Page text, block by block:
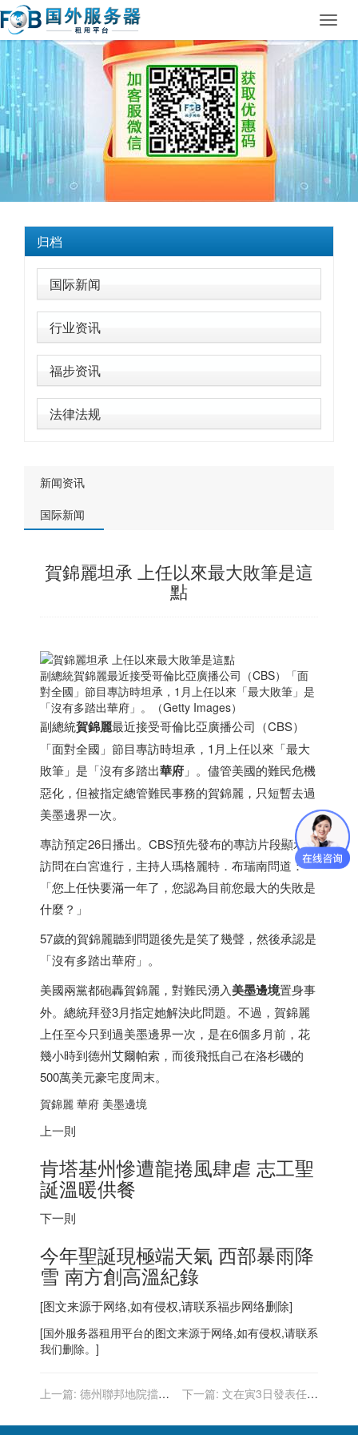
归档
国际新闻
行业资讯
福步资讯
法律法规
新闻资讯
国际新闻
賀錦麗坦承 上任以來最大敗筆是這
點
副總統賀錦麗最近接受哥倫比亞廣播公司（CBS）「面
對全國」節目專訪時坦承，1月上任以來「最大敗筆」是
「沒有多踏出華府」。（Getty Images）
副總統賀錦麗最近接受哥倫比亞廣播公司（CBS）
「面對全國」節目專訪時坦承，1月上任以來「最大
敗筆」是「沒有多踏出華府 」。儘管美國的難民危機
惡化，但被指定總管難民事務的賀錦麗，只短暫去過
美墨邊界一次。
專訪預定26日播出。CBS預先發布的專訪片段顯示，
訪問在白宮進行，主持人瑪格麗特．布瑞南問道：
「您上任快要滿一年了，您認為目前您最大的失敗是
什麼？」
57歲的賀錦麗聽到問題後先是笑了幾聲，然後承認是
「沒有多踏出華府」。
美國兩黨都砲轟賀錦麗，對難民湧入美墨邊境置身事
外。總統拜登3月指定她解決此問題。不過，賀錦麗
上任至今只到過美墨邊界一次，是在6個多月前，花
幾小時到德州艾爾帕索，而後飛抵自己在洛杉磯的
500萬美元豪宅度周末。
賀錦麗 華府 美墨邊境
上一則
肯塔基州慘遭龍捲風肆虐 志工聖
誕溫暖供餐
下一則
今年聖誕現極端天氣 西部暴雨降
雪 南方創高溫紀錄
[图文来源于网络,如有侵权,请联系福步网络删除]
[国外服务器租用平台的图文来源于网络,如有侵权,请联系
我们删除。]
上一篇: 德州聯邦地院擋下
利」
下一篇: 文在寅3日發表任內
朴槿惠